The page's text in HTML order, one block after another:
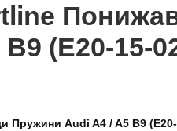
(E20-15-
Audi A4 / A5 B9 (E20-